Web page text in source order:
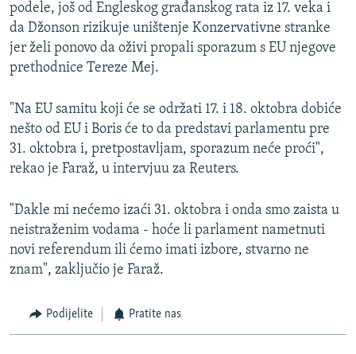
podele, još od Engleskog građanskog rata iz 17. veka i
da Džonson rizikuje uništenje Konzervativne stranke
jer želi ponovo da oživi propali sporazum s EU njegove
prethodnice Tereze Mej.
"Na EU samitu koji će se održati 17. i 18. oktobra dobiće
nešto od EU i Boris će to da predstavi parlamentu pre
31. oktobra i, pretpostavljam, sporazum neće proći",
rekao je Faraž, u intervjuu za Reuters.
"Dakle mi nećemo izaći 31. oktobra i onda smo zaista u
neistraženim vodama - hoće li parlament nametnuti
novi referendum ili ćemo imati izbore, stvarno ne
znam", zaključio je Faraž.
Podijelite Pratite nas